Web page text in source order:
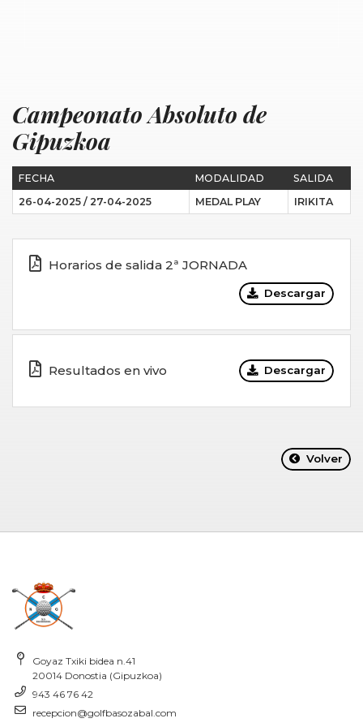
Campeonato Absoluto de
Gipuzkoa
FECHA MODALIDAD
SALIDA
26-04-2025 / 27-04-2025
MEDAL PLAY IRIKITA
Horarios de salida 2ª JORNADA
Descargar
Resultados en vivo Descargar
Volver
Goyaz Txiki bidea n.41
20014 Donostia (Gipuzkoa)
943 46 76 42
recepcion@golfbasozabal.com